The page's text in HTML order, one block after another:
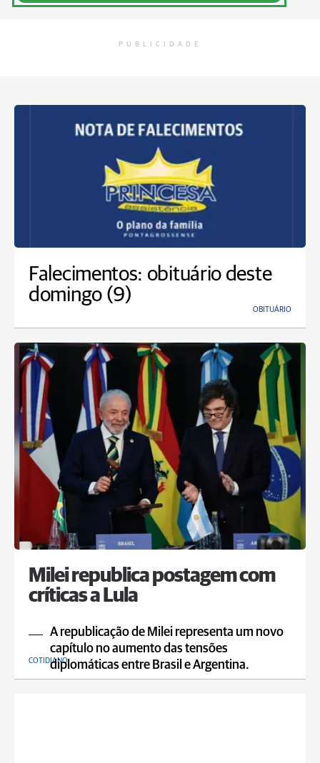
PUBLICIDADE
Falecimentos: obituário deste
domingo (9)
OBITUÁRIO
Milei republica postagem com
críticas a Lula
A republicação de Milei representa um novo
capítulo no aumento das tensões
diplomáticas entre Brasil e Argentina.
COTIDIANO